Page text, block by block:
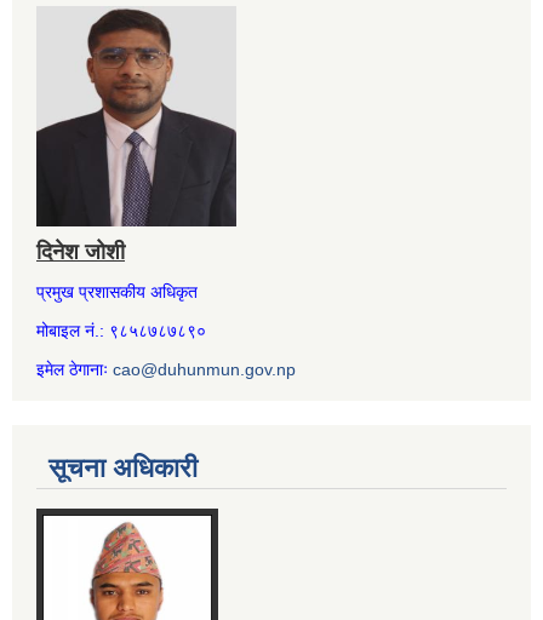
दिनेश जोशी
प्रमुख प्रशासकीय अधिकृत
मोबाइल नं.: ९८५८७८७८९०
इमेल ठेगानाः cao@duhunmun.gov.np
सूचना अधिकारी